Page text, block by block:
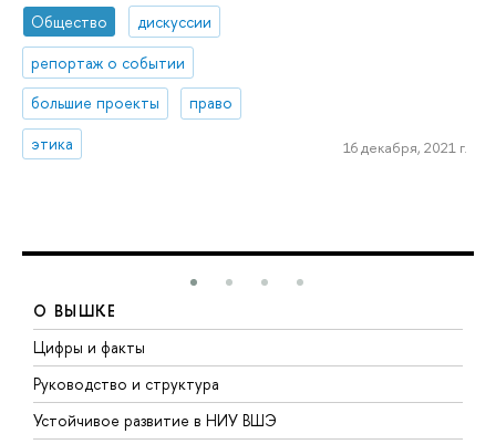
Общество
дискуссии
репортаж о событии
большие проекты
право
этика
16 декабря, 2021 г.
О ВЫШКЕ
Цифры и факты
Руководство и структура
Устойчивое развитие в НИУ ВШЭ